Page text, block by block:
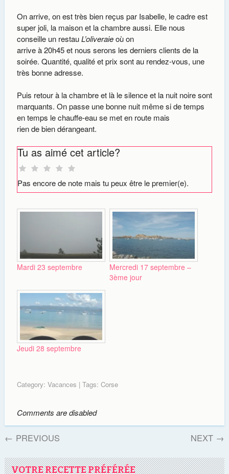
On arrive, on est très bien reçus par Isabelle, le cadre est
super joli, la maison et la chambre aussi. Elle nous
conseille un restauL’oliveraieoù on
arrive à 20h45 et nous serons les derniers clients de la
soirée. Quantité, qualité et prix sont au rendez-vous, une
très bonne adresse.
Puis retour à la chambre et là le silence et la nuit noire sont
marquants. On passe une bonne nuit même si de temps
en temps le chauffe-eau se met en route mais
rien de bien dérangeant.
Tu as aimé cet article?
Pas encore de note mais tu peux être le premier(e).
Mardi 23 septembre
Mercredi 17 septembre –
3ème jour
Jeudi 28 septembre
Category: Vacances | Tags: Corse
Comments are disabled
← PREVIOUS NEXT →
VOTRE RECETTE PRÉFÉRÉE